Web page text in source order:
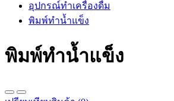
อุปกรณ์ทำเครื่องดื่ม
พิมพ์ทำน้ำแข็ง
พิมพ์ทำน้ำแข็ง